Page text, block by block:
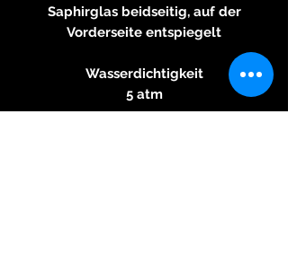
Saphirglas beidseitig, auf der
Vorderseite entspiegelt
Wasserdichtigkeit
5 atm